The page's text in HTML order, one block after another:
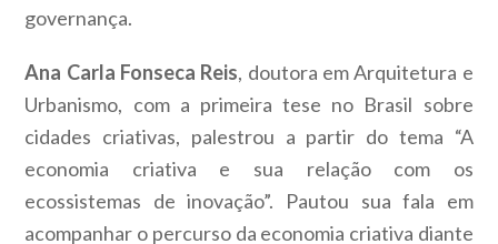
governança.
Ana Carla Fonseca Reis, doutora em Arquitetura e
Urbanismo, com a primeira tese no Brasil sobre
cidades criativas, palestrou a partir do tema “A
economia criativa e sua relação com os
ecossistemas de inovação”. Pautou sua fala em
acompanhar o percurso da economia criativa diante